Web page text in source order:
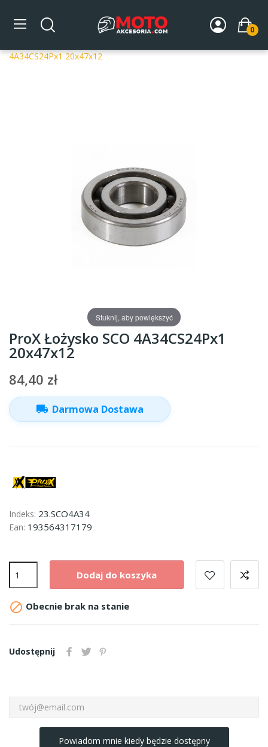
0
Strona główna DLA MOTOCYKLA
Części silnikowe
4A34CS24Px1 20x47x12
Stuknij, aby powiększyć
ProX Łożysko SCO 4A34CS24Px1
20x47x12
84,40 zł
local_shipping Darmowa Dostawa
Indeks: 23.SCO4A34
Ean: 193564317179
Dodaj do koszyka
 Obecnie brak na stanie
Udostępnij
Powiadom mnie kiedy będzie dostępny